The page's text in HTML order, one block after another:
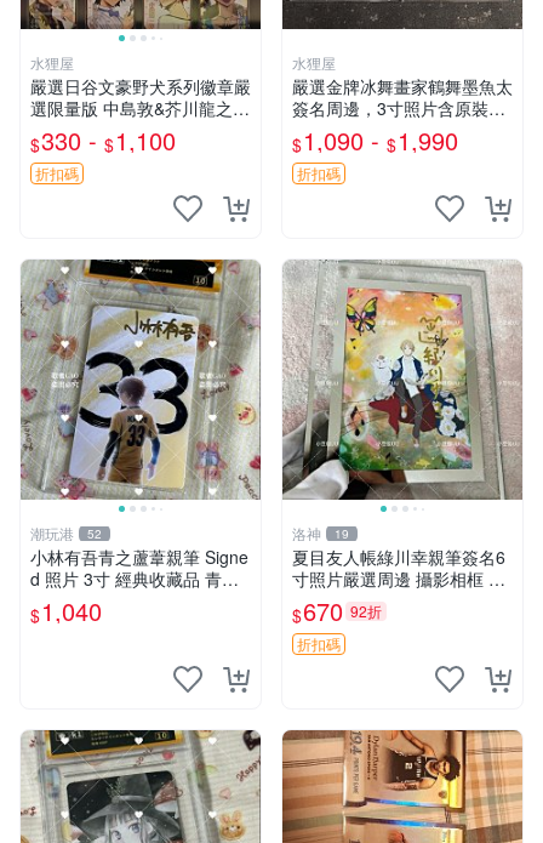
水狸屋
嚴選日谷文豪野犬系列徽章嚴
選限量版 中島敦&芥川龍之介
&太宰治&中原中也&國木田獨
步&江戶川亂步&谷崎潤一郎&
宮澤賢治官方正品 標芥川中
$330 - $1,100
折扣碼
水狸屋
嚴選金牌冰舞畫家鶴舞墨魚太
簽名周邊，3寸照片含原裝卡
磚。收藏自用，面簽確保證
實。 冰舞 簽名 周邊
$1,090 - $1,990
折扣碼
潮玩港 52
小林有吾青之蘆葦親筆 Signe
d 照片 3寸 經典收藏品 青之
蘆葦限量版 周邊 相框裝裱 青
之蘆葦 簽名照 小林有吾
$1,040
洛神 19
夏目友人帳綠川幸親筆簽名6
寸照片嚴選周邊 攝影相框 網
路認證 夏目友人帳收藏 簽名
照 6寸
$670 92折
折扣碼